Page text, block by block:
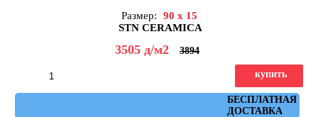
Размер:
90 x 15
STN CERAMICA
3505 д/м2 3894
БЕСПЛАТНАЯ
ДОСТАВКА
купить